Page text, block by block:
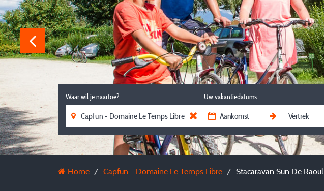
Waar wil je naartoe? Uw vakantiedatums
Home Capfun - Domaine Le Temps Libre Stacaravan Sun De